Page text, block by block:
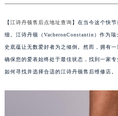
【江诗丹顿售后点地址查询】在当今这个快
细。江诗丹顿（VacheronConstantin）作为
史底蕴让无数爱好者为之倾倒。然而，拥有
确保您的爱表始终处于最佳状态，找到一家
如何寻找并选择合适的江诗丹顿售后维修店。